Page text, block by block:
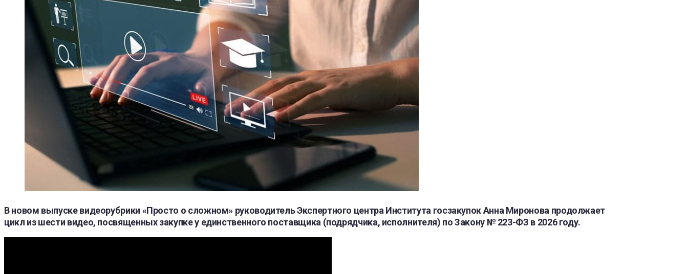
В новом выпуске видеорубрики «Просто о сложном» руководитель Экспертного центра Института госзакупок Анна Миронова продолжает
цикл из шести видео, посвященных закупке у единственного поставщика (подрядчика, исполнителя) по Закону № 223-ФЗ в 2026 году.